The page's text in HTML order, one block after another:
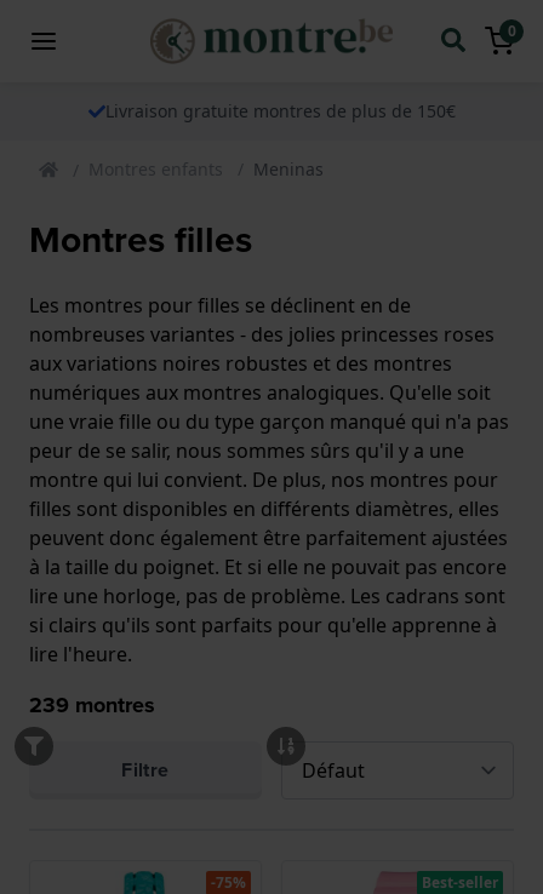
0
Livraison gratuite montres de plus de 150€
Montres enfants Meninas
Montres filles
Les montres pour filles se déclinent en de
nombreuses variantes - des jolies princesses roses
aux variations noires robustes et des montres
numériques aux montres analogiques. Qu'elle soit
une vraie fille ou du type garçon manqué qui n'a pas
peur de se salir, nous sommes sûrs qu'il y a une
montre qui lui convient. De plus, nos montres pour
filles sont disponibles en différents diamètres, elles
peuvent donc également être parfaitement ajustées
à la taille du poignet. Et si elle ne pouvait pas encore
lire une horloge, pas de problème. Les cadrans sont
si clairs qu'ils sont parfaits pour qu'elle apprenne à
lire l'heure.
239 montres
Filtre
-75% Best-seller